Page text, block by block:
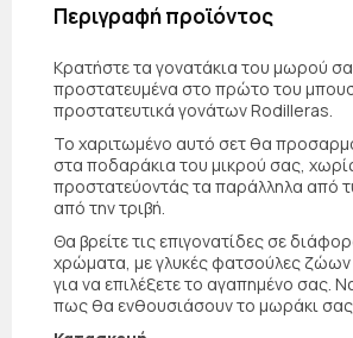
Περιγραφή προϊόντος
Κρατήστε τα γονατάκια του μωρού
προστατευμένα στο πρώτο του
προστατευτικά γονάτων Rodilleras.
Το χαριτωμένο αυτό σετ θα
στα ποδαράκια του μικρού σας, χωρίς
προστατεύοντάς τα παράλληλα από
από την τριβή.
Θα βρείτε τις επιγονατίδες σε
χρώματα, με γλυκές φατσούλες ζώων
για να επιλέξετε το αγαπημένο σας.
πως θα ενθουσιάσουν το μωράκι